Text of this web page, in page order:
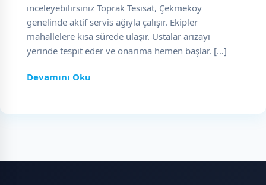
inceleyebilirsiniz Toprak Tesisat, Çekmeköy
genelinde aktif servis ağıyla çalışır. Ekipler
mahallelere kısa sürede ulaşır. Ustalar arızayı
yerinde tespit eder ve onarıma hemen başlar. […]
Devamını Oku